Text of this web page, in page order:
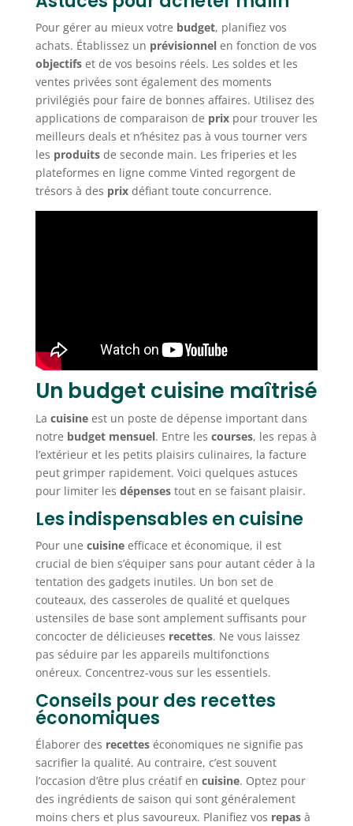
Pour gérer au mieux votre budget, planifiez vos
achats. Établissez un prévisionnelen fonction de vos
objectifset de vos besoins réels. Les soldes et les
ventes privées sont également des moments
privilégiés pour faire de bonnes affaires. Utilisez des
applications de comparaison de prixpour trouver les
meilleurs deals et n’hésitez pas à vous tourner vers
les produitsde seconde main. Les friperies et les
plateformes en ligne comme Vinted regorgent de
trésors à des prixdéfiant toute concurrence.
Un budget cuisine maîtrisé
La cuisineest un poste de dépense important dans
notre budget mensuel. Entre les courses, les repas à
l’extérieur et les petits plaisirs culinaires, la facture
peut grimper rapidement. Voici quelques astuces
pour limiter les dépensestout en se faisant plaisir.
Les indispensables en cuisine
Pour une cuisineefficace et économique, il est
crucial de bien s’équiper sans pour autant céder à la
tentation des gadgets inutiles. Un bon set de
couteaux, des casseroles de qualité et quelques
ustensiles de base sont amplement suffisants pour
concocter de délicieuses recettes. Ne vous laissez
pas séduire par les appareils multifonctions
onéreux. Concentrez-vous sur les essentiels.
Conseils pour des recettes
économiques
Élaborer des recetteséconomiques ne signifie pas
sacrifier la qualité. Au contraire, c’est souvent
l’occasion d’être plus créatif en cuisine. Optez pour
des ingrédients de saison qui sont généralement
moins chers et plus savoureux. Planifiez vos repasà